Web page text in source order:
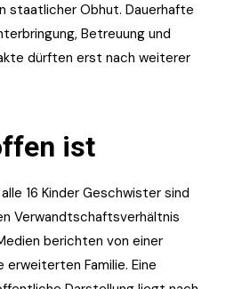
staatlicher Obhut. Dauerhafte
Betreuung und
dürften erst nach weiterer
ist
16 Kinder Geschwister sind
Verwandtschaftsverhältnis
berichten von einer
erweiterten Familie. Eine